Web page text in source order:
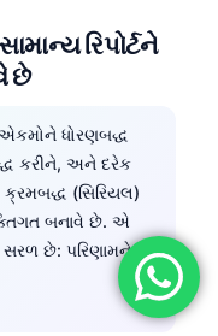
રિપોર્ટને
છે
એકમોને ધોરણબદ્ધ
કરીને, અને દરેક
(સિરિયલ)
બનાવે છે. એ
છે: પરિણામને